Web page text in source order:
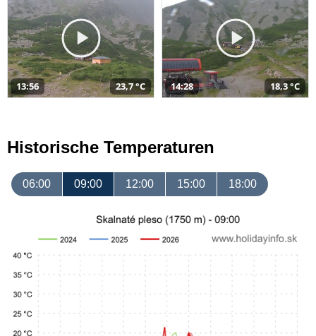
13:56 23,7 °C 14:28 18,3 °C
Historische Temperaturen
06:00 09:00 12:00 15:00 18:00